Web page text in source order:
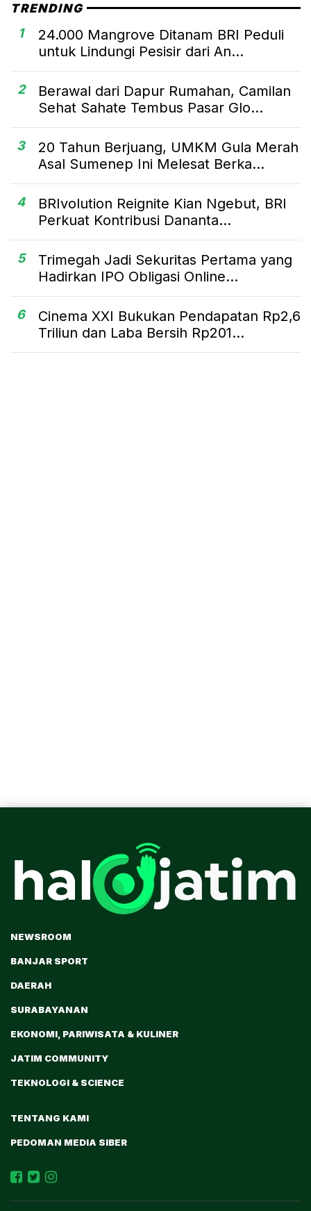
TRENDING
1
24.000 Mangrove Ditanam BRI Peduli
untuk Lindungi Pesisir dari An...
2
Berawal dari Dapur Rumahan, Camilan
Sehat Sahate Tembus Pasar Glo...
3
20 Tahun Berjuang, UMKM Gula Merah
Asal Sumenep Ini Melesat Berka...
4
BRIvolution Reignite Kian Ngebut, BRI
Perkuat Kontribusi Dananta...
5
Trimegah Jadi Sekuritas Pertama yang
Hadirkan IPO Obligasi Online...
6
Cinema XXI Bukukan Pendapatan Rp2,6
Triliun dan Laba Bersih Rp201...
NEWSROOM
BANJAR SPORT
DAERAH
SURABAYANAN
EKONOMI, PARIWISATA & KULINER
JATIM COMMUNITY
TEKNOLOGI & SCIENCE
TENTANG KAMI
PEDOMAN MEDIA SIBER